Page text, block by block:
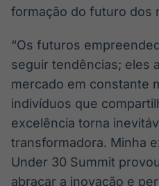
formação do futuro dos
“Os futuros
seguir tendências; eles
mercado em constante
indivíduos que
excelência torna
transformadora. Minha
Under 30 Summit
abraçar a inovação e